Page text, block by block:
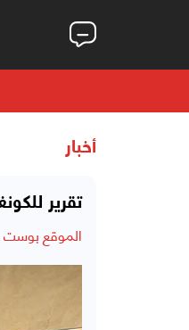
أخبار
تقرير
الموقع بوست